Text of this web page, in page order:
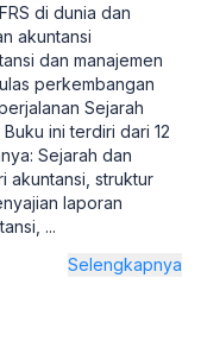
di dunia dan
akuntansi
dan manajemen
perkembangan
Sejarah
ini terdiri dari 12
Sejarah dan
akuntansi, struktur
laporan
...
Selengkapnya